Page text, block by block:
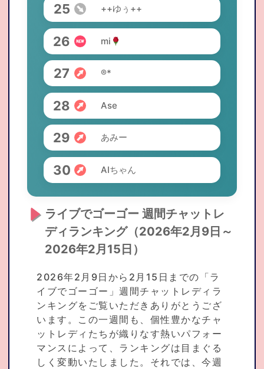
25 ++ゆぅ++
26 mi
27 ®️*
28 Ase
29 あみー
30 AIちゃん
ライブでゴーゴー 週間チャットレ
ディランキング（2026年2月9日～
2026年2月15日）
2026年2月9日から2月15日までの「ラ
イブでゴーゴー」週間チャットレディラ
ンキングをご覧いただきありがとうござ
います。この一週間も、個性豊かなチャ
ットレディたちが織りなす熱いパフォー
マンスによって、ランキングは目まぐる
しく変動いたしました。それでは、今週